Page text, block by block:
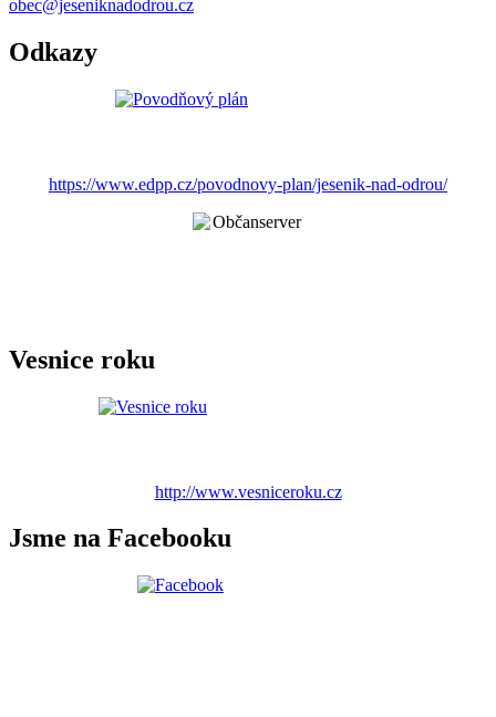
obec@jeseniknadodrou.cz
Odkazy
https://www.edpp.cz/povodnovy-plan/jesenik-nad-odrou/
Vesnice roku
http://www.vesniceroku.cz
Jsme na Facebooku